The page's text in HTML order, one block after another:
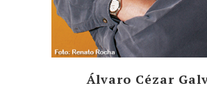
Álvaro Cézar